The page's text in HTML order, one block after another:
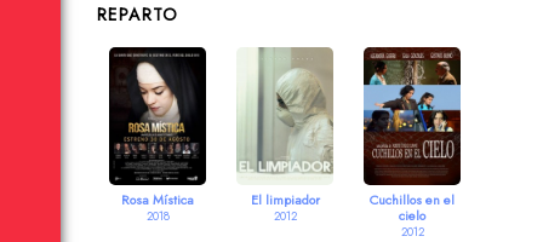
REPARTO
Rosa Mística
2018
El limpiador
2012
Cuchillos en el
cielo
2012